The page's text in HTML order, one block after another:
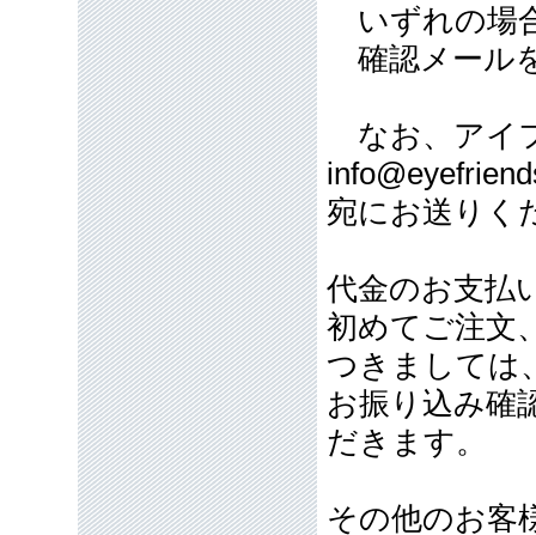
いずれの場
確認メール
なお、アイ
宛にお送りく
代金のお支払
初めてご注文
つきましては
お振り込み確
だきます。
その他のお客